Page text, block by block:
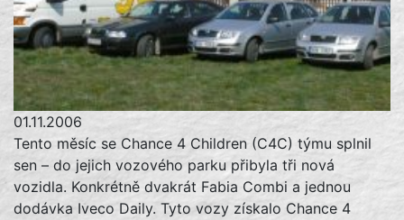
01.11.2006
Tento měsíc se Chance 4 Children (C4C) týmu splnil
sen – do jejich vozového parku přibyla tři nová
vozidla. Konkrétně dvakrát Fabia Combi a jednou
dodávka Iveco Daily. Tyto vozy získalo Chance 4